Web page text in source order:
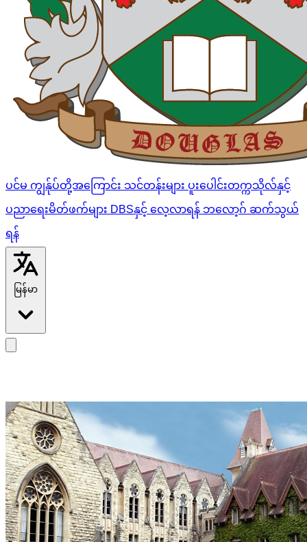
ပင်မကျွန်ုပ်တို့အကြောင်းသင်တန်းများပူးပေါင်းတက္ကသိုလ်နှင့်
ပညာရေးမိတ်ဖက်များDBSနှင့် လေ့လာရန်ဘလော့ဂ်ဆက်သွယ်
ရန်
မြန်မာ